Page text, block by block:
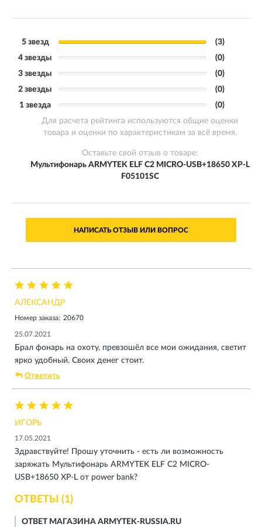
5 звезд
(3)
4 звезды
(0)
3 звезды
(0)
2 звезды
(0)
1 звезда
(0)
Для расчета рейтинга используются общие оценки
товара и оценки по характеристикам за всё время.
Оставьте свой отзыв о товаре:
Мультифонарь ARMYTEK ELF C2 MICRO-USB+18650 XP-L
F05101SC
НАПИСАТЬ ОТЗЫВ ИЛИ ВОПРОС
АЛЕКСАНДР
Номер заказа: 20670
25.07.2021
Брал фонарь на охоту, превзошёл все мои ожидания, светит
ярко удобный. Своих денег стоит.
Ответить
ИГОРЬ
17.05.2021
Здравствуйте! Прошу уточнить - есть ли возможность
заряжать Мультифонарь ARMYTEK ELF C2 MICRO-
USB+18650 XP-L от power bank?
ОТВЕТЫ (1)
ОТВЕТ МАГАЗИНА ARMYTEK-RUSSIA.RU